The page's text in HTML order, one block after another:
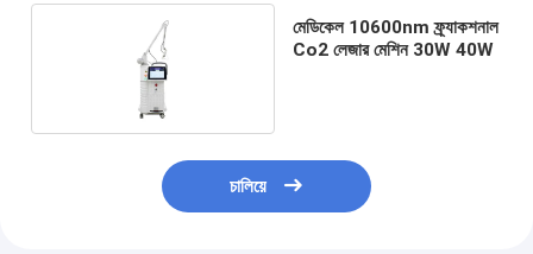
মেডিকেল 10600nm ফ্র্যাকশনাল
Co2 লেজার মেশিন 30W 40W
চালিয়ে